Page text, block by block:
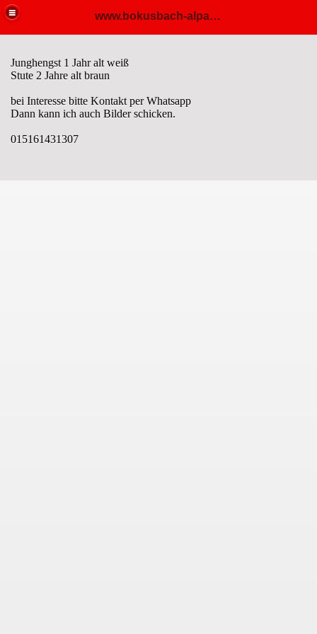
www.bokusbach-alpaka.de
Junghengst 1 Jahr alt weiß
Stute 2 Jahre alt braun
bei Interesse bitte Kontakt per Whatsapp
Dann kann ich auch Bilder schicken.
015161431307